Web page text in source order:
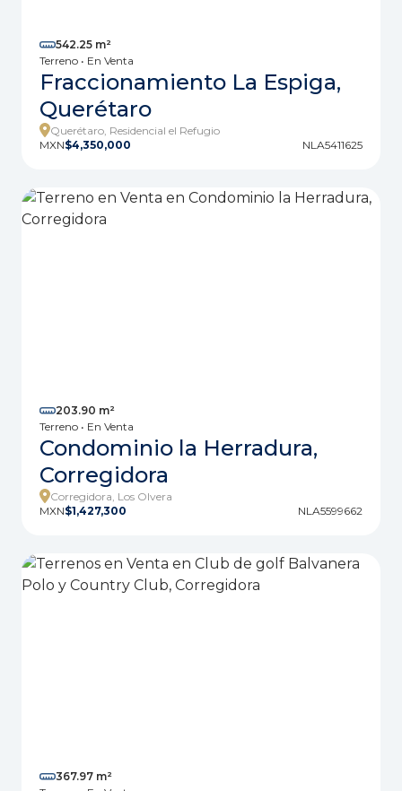
542.25 m²
Terreno • En Venta
Fraccionamiento La Espiga,
Querétaro
Querétaro, Residencial el Refugio
MXN$4,350,000 NLA5411625
203.90 m²
Terreno • En Venta
Condominio la Herradura,
Corregidora
Corregidora, Los Olvera
MXN$1,427,300 NLA5599662
367.97 m²